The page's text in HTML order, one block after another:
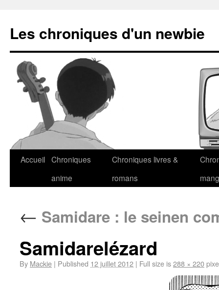
Les chroniques d'un newbie
Accueil Chroniques
anime
Chroniques livres &
romans
← Samidare : le seinen
Samidarelézard
By Mackie | Published 12 juillet 2012 | Full size is288 × 220